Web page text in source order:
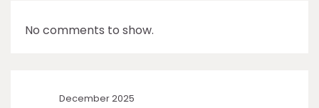
No comments to show.
December 2025